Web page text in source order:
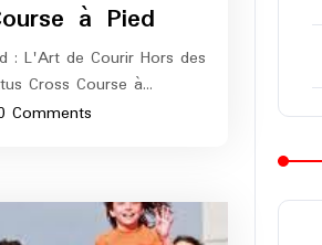
à Pied
: L'Art de Courir Hors des
Cross Course à…
Comments